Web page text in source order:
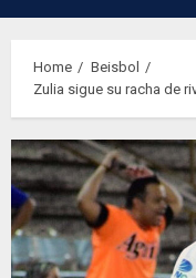
Menu
Home
Beisbol
Zulia sigue su racha de